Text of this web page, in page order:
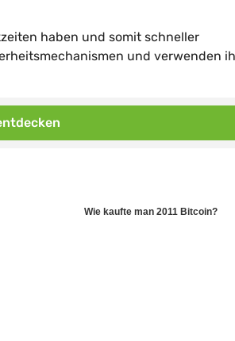
haben und somit schneller
und verwenden
Wie kaufte man 2011 Bitcoin?